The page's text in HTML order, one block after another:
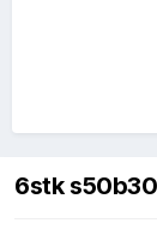
6stk